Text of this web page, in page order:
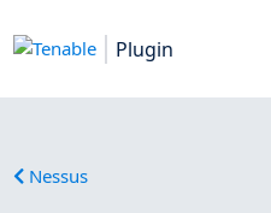
Plugin
Nessus